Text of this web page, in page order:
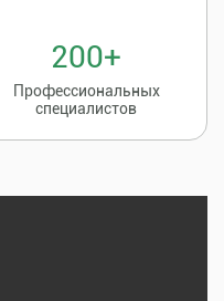
200+
Профессиональных
специалистов